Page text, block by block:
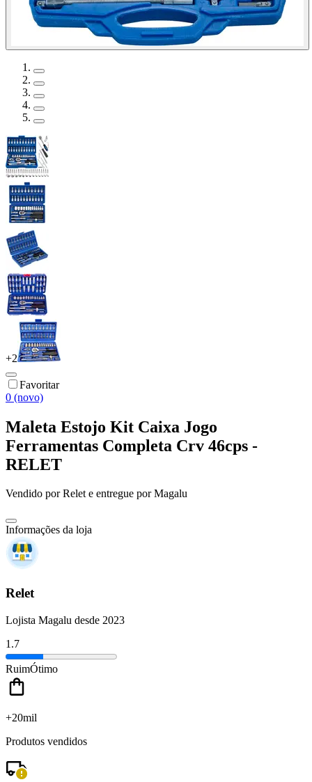
+2
Favoritar
0 (novo)
Maleta Estojo Kit Caixa Jogo
Ferramentas Completa Crv 46cps -
RELET
Vendido porRelete entregue por Magalu
Informações da loja
Relet
Lojista Magalu desde 2023
1.7
RuimÓtimo
+20mil
Produtos vendidos